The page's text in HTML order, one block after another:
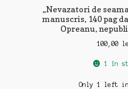
„Nevazatori de
manuscris, 140 pag
Opreanu,
100,00
1 în
Only 1 left